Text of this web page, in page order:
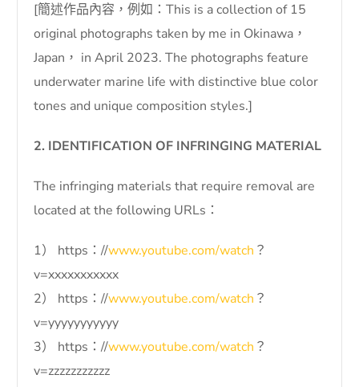
[簡述作品內容，例如：This is a collection of 15
original photographs taken by me in Okinawa，
Japan， in April 2023. The photographs feature
underwater marine life with distinctive blue color
tones and unique composition styles.]
2. IDENTIFICATION OF INFRINGING MATERIAL
The infringing materials that require removal are
located at the following URLs：
1） https：//www.youtube.com/watch ？
v=xxxxxxxxxxx
2） https：//www.youtube.com/watch ？
v=yyyyyyyyyyy
3） https：//www.youtube.com/watch ？
v=zzzzzzzzzzz